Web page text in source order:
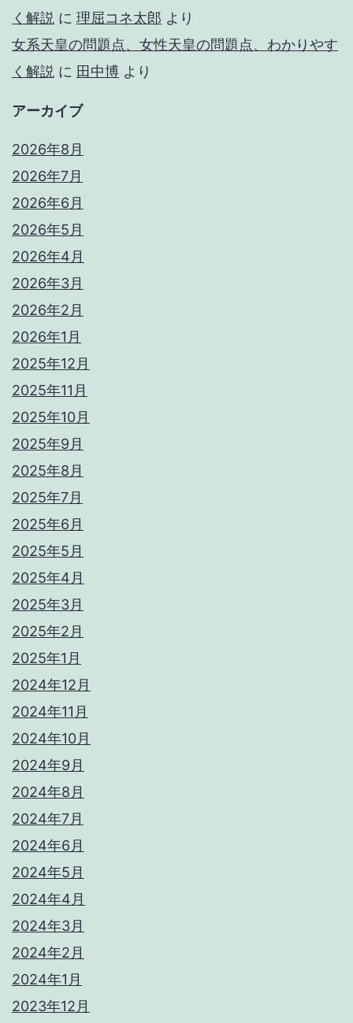
く解説 に 理屈コネ太郎 より
女系天皇の問題点、女性天皇の問題点、わかりやす
く解説 に 田中博 より
アーカイブ
2026年8月
2026年7月
2026年6月
2026年5月
2026年4月
2026年3月
2026年2月
2026年1月
2025年12月
2025年11月
2025年10月
2025年9月
2025年8月
2025年7月
2025年6月
2025年5月
2025年4月
2025年3月
2025年2月
2025年1月
2024年12月
2024年11月
2024年10月
2024年9月
2024年8月
2024年7月
2024年6月
2024年5月
2024年4月
2024年3月
2024年2月
2024年1月
2023年12月